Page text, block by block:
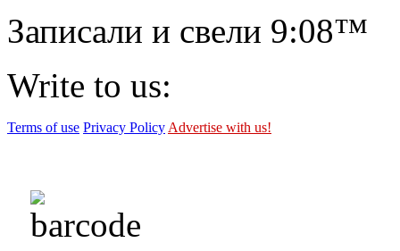
Записали и свели 9:08™
Write to us:
Terms of use Privacy PolicyAdvertise with us!